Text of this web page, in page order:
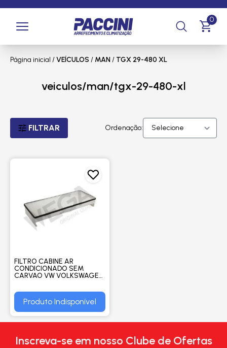
0
Página inicial /VEÍCULOS / MAN/ TGX 29-480 XL
veiculos/man/tgx-29-480-xl
FILTRAR Ordenação:
FILTRO CABINE AR
CONDICIONADO SEM
CARVAO VW VOLKSWAGEN
- WEGA
Produto Indisponível
Inscreva-se em nosso Clube de Ofertas